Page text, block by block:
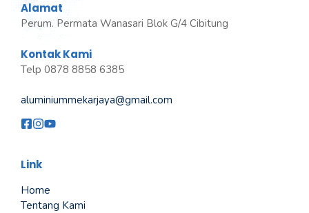
Alamat
Perum. Permata Wanasari Blok G/4 Cibitung
Kontak Kami
Telp 0878 8858 6385
aluminiummekarjaya@gmail.com
Link
Home
Tentang Kami